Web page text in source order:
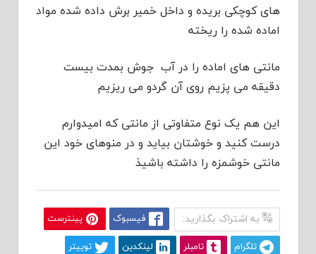
های کوچکی بریده و داخل خمیر برش داده شده مواد
اماده شده را ریخته
مانتی های اماده را در آب جوش بمدت بیست
دقیقه می پزیم روی آن گردو می ریزیم
این هم یک نوع متفاوتی از مانتی که امیدوارم
درست کنید و خوشتان بیاید و در منوهای خود این
مانتی خوشمزه را داشته باشیذ
به اشتراک بگذارید: فیسبوک پینترست
تلگرام تامبلر لینکدین توییتر